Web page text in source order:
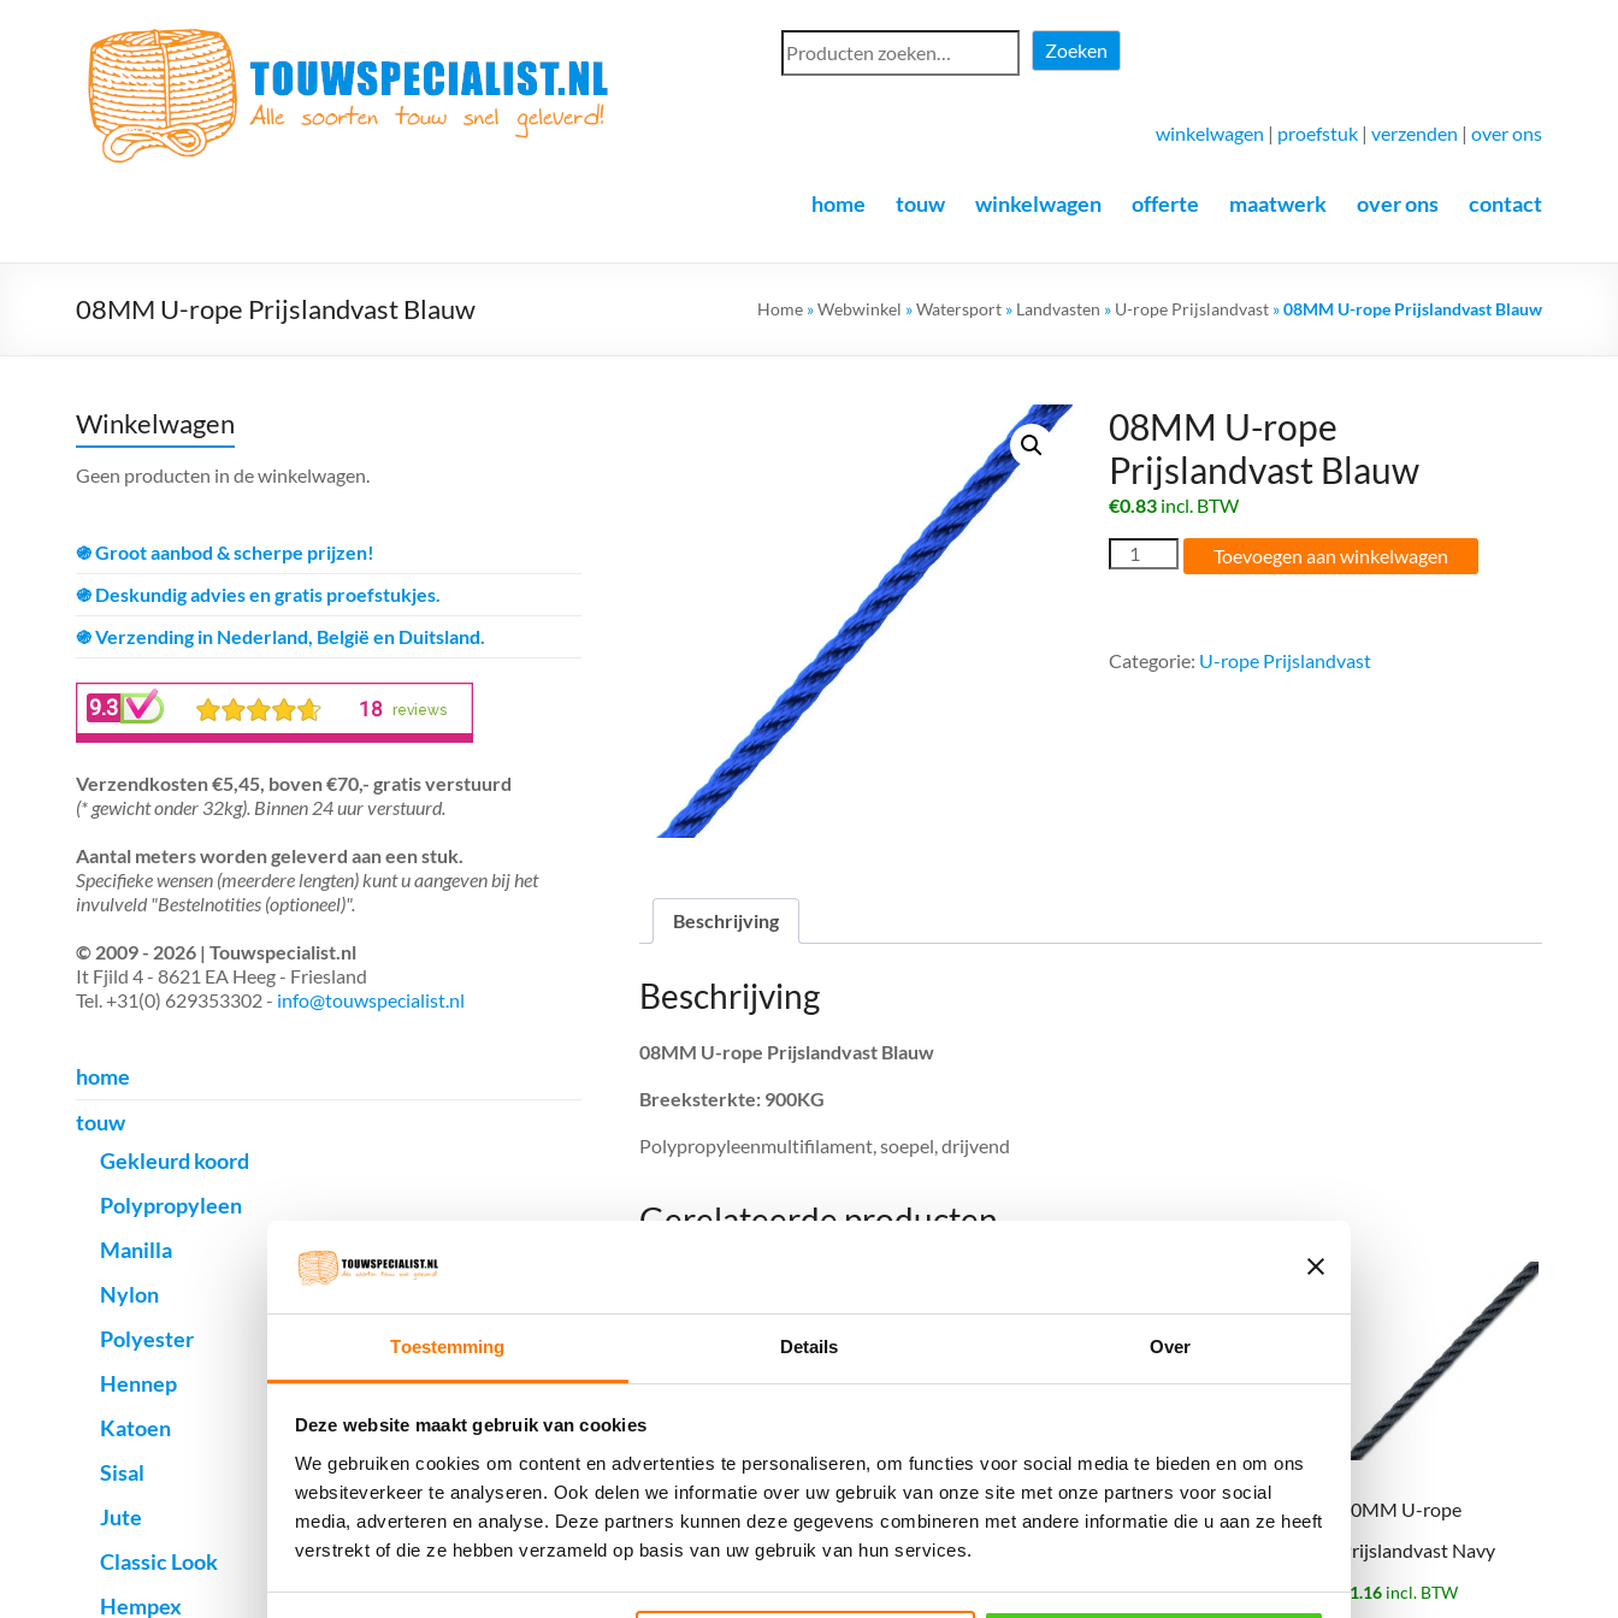
Toestemming Details Over
Deze website maakt gebruik van cookies
We gebruiken cookies om content en advertenties te personaliseren, om functies voor social media te bieden en om ons
websiteverkeer te analyseren. Ook delen we informatie over uw gebruik van onze site met onze partners voor social
media, adverteren en analyse. Deze partners kunnen deze gegevens combineren met andere informatie die u aan ze heeft
verstrekt of die ze hebben verzameld op basis van uw gebruik van hun services.
Touwspecialist.nl
Touwspecialist.nl,
het
adres
en
goed
Zoeken
winkelwagen | proefstuk | verzenden | over ons
home touw winkelwagen offerte maatwerk over ons contact
08MM U-rope Prijslandvast Blauw Home »Webwinkel »Watersport » Landvasten » U-rope Prijslandvast »08MM U-rope Prijslandvast Blauw
08MM U-rope
Prijslandvast Blauw
€0.83 incl. BTW
08MM
U-
aantal
Toevoegen aan winkelwagen
Categorie: U-rope Prijslandvast
Beschrijving
Beschrijving
08MM U-rope Prijslandvast Blauw
Breeksterkte: 900KG
Polypropyleenmultifilament, soepel, drijvend
Gerelateerde producten
16MM U-rope
Prijslandvast Blauw
€2.40Oorspronkelijke
€1.99Huidige
incl. BTW
16MM U-rope
Prijslandvast Zwart
€2.55incl. BTW
06MM U-rope
€0.47incl. BTW
10MM U-rope
Prijslandvast Navy
€1.16 incl. BTW
Winkelwagen
Geen producten in de winkelwagen.
֍ Groot aanbod & scherpe prijzen!
֍ Deskundig advies en gratis proefstukjes.
֍ Verzending in Nederland, België en Duitsland.
Verzendkosten €5,45, boven €70,- gratis verstuurd
(* gewicht onder 32kg). Binnen 24 uur verstuurd.
Aantal meters worden geleverd aan een stuk.
Specifieke wensen (meerdere lengten) kunt u aangeven bij het
invulveld "Bestelnotities (optioneel)".
© 2009 - 2026 | Touwspecialist.nl
It Fjild 4 - 8621 EA Heeg - Friesland
Tel. +31(0) 629353302 - info@touwspecialist.nl
home
touw
Gekleurd koord
Polypropyleen
Manilla
Nylon
Polyester
Hennep
Katoen
Sisal
Jute
Classic Look
Hempex